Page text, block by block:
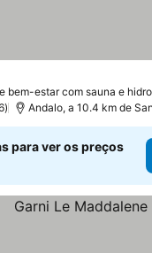
bem-estar com sauna e
Andalo, a 10.4 km de
para ver os preços